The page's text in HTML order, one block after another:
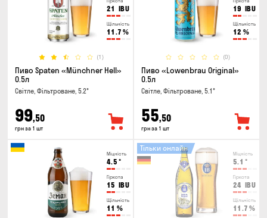
21 IBU
Щільність
11.7 %
(1)
Пиво Spaten «Münchner Hell»
0.5л
Світле, Фільтроване, 5.2°
99,50
грн за 1 шт
19 IBU
Щільність
12 %
(0)
Пиво «Lowenbrau Original»
0.5л
Світле, Фільтроване, 5.1°
55,50
грн за 1 шт
Міцність
4.5 °
Гіркота
15 IBU
Щільність
11 %
Міцність
5.1 °
Гіркота
24 IBU
Щільність
11.7 %
Тільки онлайн